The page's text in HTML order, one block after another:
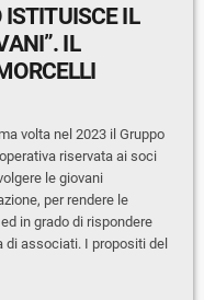
IL
IL
volta nel 2023 il Gruppo
riservata ai soci
le giovani
per rendere le
in grado di rispondere
di associati. I propositi del